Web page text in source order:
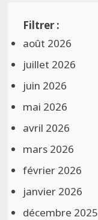
août 2026
juillet 2026
juin 2026
mai 2026
avril 2026
mars 2026
février 2026
janvier 2026
décembre 2025